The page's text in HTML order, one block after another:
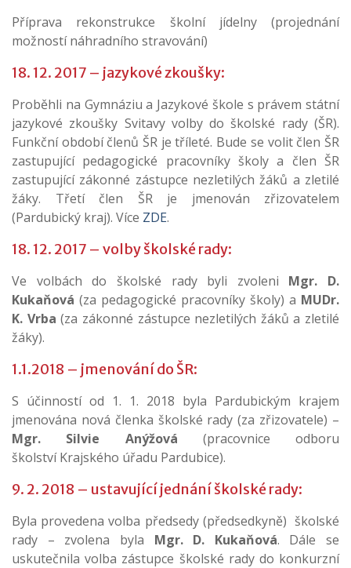
Příprava rekonstrukce školní jídelny (projednání
možností náhradního stravování)
18. 12. 2017 – jazykové zkoušky:
Proběhli na Gymnáziu a Jazykové škole s právem státní
jazykové zkoušky Svitavy volby do školské rady (ŠR).
Funkční období členů ŠR je tříleté. Bude se volit člen ŠR
zastupující pedagogické pracovníky školy a člen ŠR
zastupující zákonné zástupce nezletilých žáků a zletilé
žáky. Třetí člen ŠR je jmenován zřizovatelem
(Pardubický kraj). Více ZDE.
18. 12. 2017 – volby školské rady:
Ve volbách do školské rady byli zvoleni Mgr. D.
Kukaňová (za pedagogické pracovníky školy) a MUDr.
K. Vrba (za zákonné zástupce nezletilých žáků a zletilé
žáky).
1.1.2018 – jmenování do ŠR:
S účinností od 1. 1. 2018 byla Pardubickým krajem
jmenována nová členka školské rady (za zřizovatele) –
Mgr. Silvie Anýžová (pracovnice odboru
školství Krajského úřadu Pardubice).
9. 2. 2018 – ustavující jednání školské rady:
Byla provedena volba předsedy (předsedkyně) školské
rady – zvolena byla Mgr. D. Kukaňová. Dále se
uskutečnila volba zástupce školské rady do konkurzní